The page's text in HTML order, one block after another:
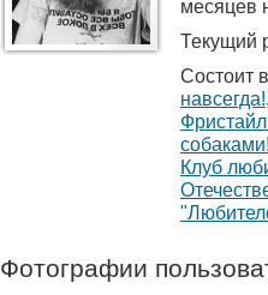
месяцев
Текущий
Состоит
навсегда!
Клуб
Фотографии